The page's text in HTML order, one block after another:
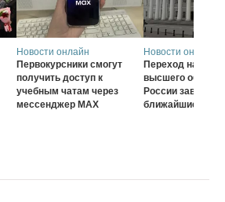
Новости онлайн
Первокурсники смогут
получить доступ к
учебным чатам через
мессенджер MAX
Новости онлайн
Переход на
высшего
России
ближайшие три